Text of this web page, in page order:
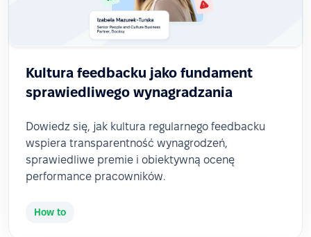
Kultura feedbacku jako fundament
sprawiedliwego wynagradzania
Dowiedz się, jak kultura regularnego feedbacku
wspiera transparentność wynagrodzeń,
sprawiedliwe premie i obiektywną ocenę
performance pracowników.
How to